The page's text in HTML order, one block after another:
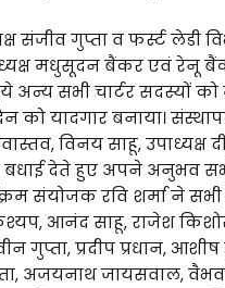
गुप्ता व फर्स्ट लेडी
मधुसूदन बैंकर एवं रेनू
अन्य सभी चार्टर सदस्यों
यादगार बनाया।
विनय साहू, उपाध्यक्ष
बधाई देते हुए अपने अनुभव
संयोजक रवि शर्मा ने सभी
आनंद साहू, राजेश किशोर
प्रदीप प्रधान, आशीष
अजयनाथ जायसवाल, वैभव